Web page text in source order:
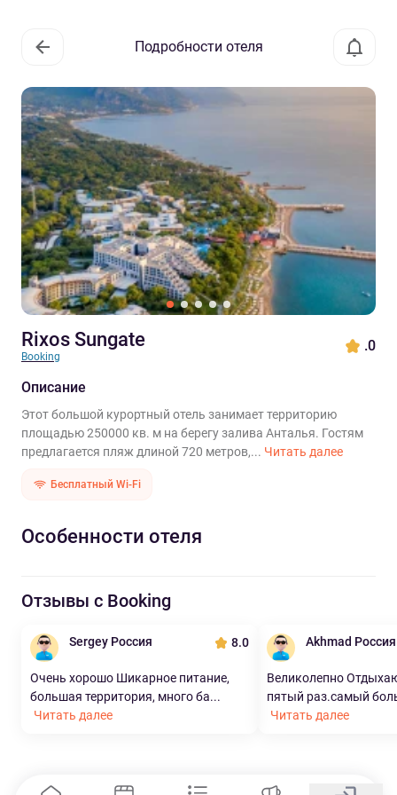
Подробности отеля
Rixos Sungate
Booking
.0
Описание
Этот большой курортный отель занимает территорию
площадью 250000 кв. м на берегу залива Анталья. Гостям
предлагается пляж длиной 720 метров,... Читать далее
Бесплатный Wi-Fi
Особенности отеля
Отзывы с Booking
Sergey Россия 8.0
Очень хорошо Шикарное питание,
большая территория, много ба...
Читать далее
Akhmad Россия
Великолепно
пятый раз.самый
Читать далее